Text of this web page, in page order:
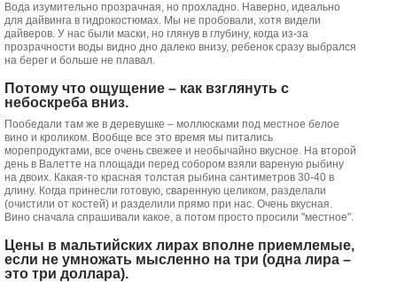
Вода изумительно прозрачная, но прохладно. Наверно, идеально
для дайвинга в гидрокостюмах. Мы не пробовали, хотя видели
дайверов. У нас были маски, но глянув в глубину, когда из-за
прозрачности воды видно дно далеко внизу, ребенок сразу выбрался
на берег и больше не плавал.
Потому что ощущение – как взглянуть с
небоскреба вниз.
Пообедали там же в деревушке – моллюсками под местное белое
вино и кроликом. Вообще все это время мы питались
морепродуктами, все очень свежее и необычайно вкусное. На второй
день в Валетте на площади перед собором взяли вареную рыбину
на двоих. Какая-то красная толстая рыбина сантиметров 30-40 в
длину. Когда принесли готовую, сваренную целиком, разделали
(очистили от костей) и разделили прямо при нас. Очень вкусная.
Вино сначала спрашивали какое, а потом просто просили "местное".
Цены в мальтийских лирах вполне приемлемые,
если не умножать мысленно на три (одна лира –
это три доллара).